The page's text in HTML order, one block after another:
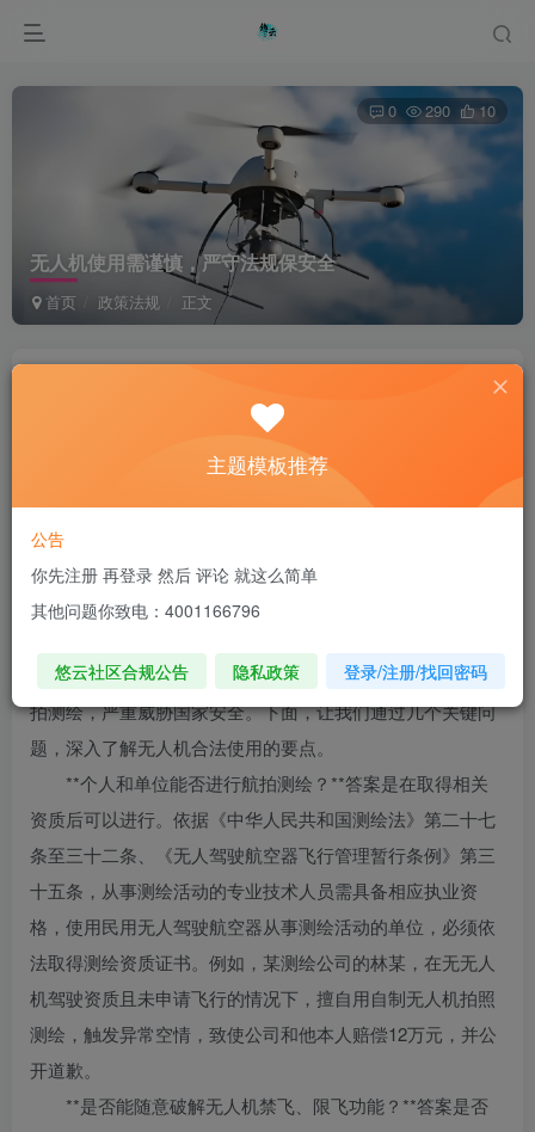
无人机使用需谨慎，严守法规保安全
首页 政策法规 正文
0 290 10
私信
I may not be perfect but at least I’m not fake.
我可能不完美，但是我至少不虚伪
近年来，无人机在众多领域广泛应用，为生产生活带来
诸多便利，从地质勘探到航拍摄影，它已成为人们工作和娱
全隐患。一些个人和单位无视禁飞法规，利用无人机非法航
拍测绘，严重威胁国家安全。下面，让我们通过几个关键问
题，深入了解无人机合法使用的要点。
**个人和单位能否进行航拍测绘？**答案是在取得相关
资质后可以进行。依据《中华人民共和国测绘法》第二十七
条至三十二条、《无人驾驶航空器飞行管理暂行条例》第三
十五条，从事测绘活动的专业技术人员需具备相应执业资
格，使用民用无人驾驶航空器从事测绘活动的单位，必须依
法取得测绘资质证书。例如，某测绘公司的林某，在无无人
机驾驶资质且未申请飞行的情况下，擅自用自制无人机拍照
测绘，触发异常空情，致使公司和他本人赔偿12万元，并公
开道歉。
**是否能随意破解无人机禁飞、限飞功能？**答案是否
主题模板推荐
公告
你先注册 再登录 然后 评论 就这么简单
其他问题你致电：4001166796
悠云社区合规公告 隐私政策 登录/注册/找回密码